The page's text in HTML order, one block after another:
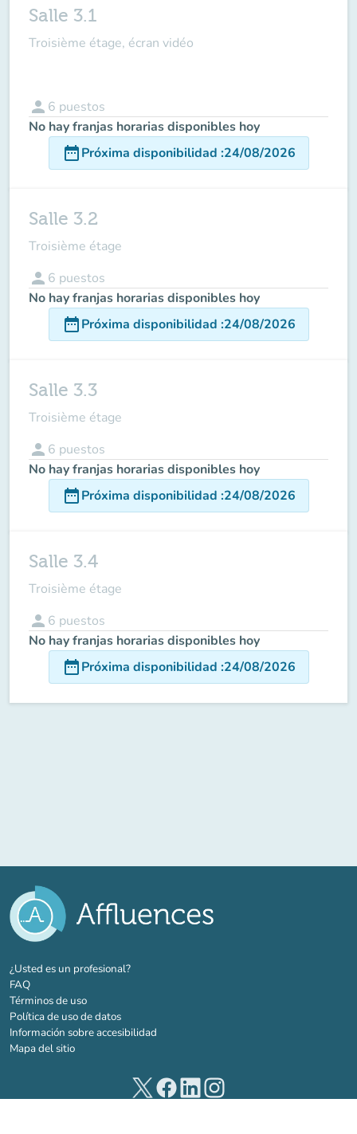
Salle 3.1
Troisième étage, écran vidéo
person 6 puestos
No hay franjas horarias disponibles hoy
date_rangePróxima disponibilidad :24/08/2026
Salle 3.2
Troisième étage
person 6 puestos
No hay franjas horarias disponibles hoy
date_rangePróxima disponibilidad :24/08/2026
Salle 3.3
Troisième étage
person 6 puestos
No hay franjas horarias disponibles hoy
date_rangePróxima disponibilidad :24/08/2026
Salle 3.4
Troisième étage
person 6 puestos
No hay franjas horarias disponibles hoy
date_rangePróxima disponibilidad :24/08/2026
¿Usted es un profesional?(nueva pestaña)
FAQ
Términos de uso
Política de uso de datos
Información sobre accesibilidad
Mapa del sitio
(nueva pestaña)
(nueva pestaña)
(nueva pestaña)